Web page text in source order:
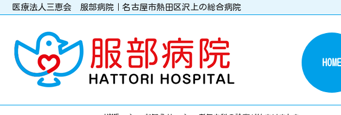
医療法人三恵会 服部病院｜名古屋市熱田区沢上の総合病院
HOME